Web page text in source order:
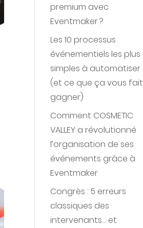
premium avec
Eventmaker ?
Les 10 processus
événementiels les plus
simples à automatiser
(et ce que ça vous fait
gagner)
Comment COSMETIC
VALLEY a révolutionné
l’organisation de ses
événements grâce à
Eventmaker
Congrès : 5 erreurs
classiques des
intervenants… et